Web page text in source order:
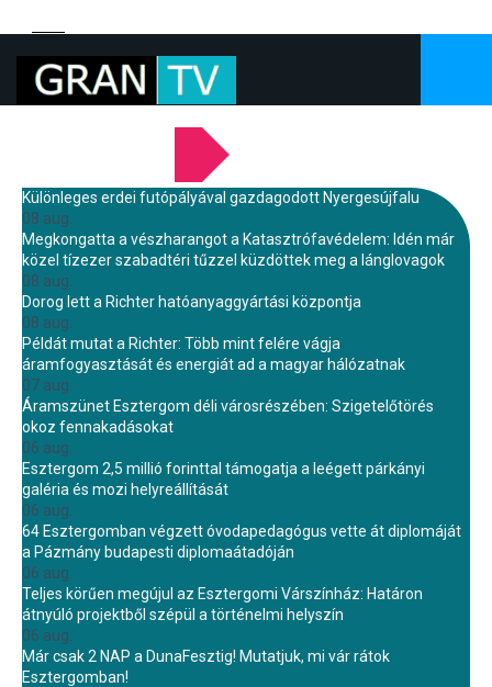
Különleges erdei futópályával gazdagodott Nyergesújfalu
08 aug.
Megkongatta a vészharangot a Katasztrófavédelem: Idén már
közel tízezer szabadtéri tűzzel küzdöttek meg a lánglovagok
08 aug.
Dorog lett a Richter hatóanyaggyártási központja
08 aug.
Példát mutat a Richter: Több mint felére vágja
áramfogyasztását és energiát ad a magyar hálózatnak
07 aug.
Áramszünet Esztergom déli városrészében: Szigetelőtörés
okoz fennakadásokat
06 aug.
Esztergom 2,5 millió forinttal támogatja a leégett párkányi
galéria és mozi helyreállítását
06 aug.
64 Esztergomban végzett óvodapedagógus vette át diplomáját
a Pázmány budapesti diplomaátadóján
06 aug.
Teljes körűen megújul az Esztergomi Várszínház: Határon
átnyúló projektből szépül a történelmi helyszín
06 aug.
Már csak 2 NAP a DunaFesztig! Mutatjuk, mi vár rátok
Esztergomban!